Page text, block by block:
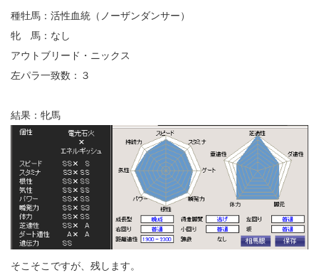
種牡馬：活性血統（ノーザンダンサー）
牝 馬：なし
アウトブリード・ニックス
左パラ一致数：３
結果：牝馬
そこそこですが、残します。